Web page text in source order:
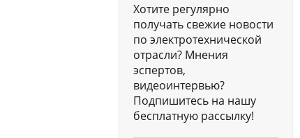
Хотите регулярно
получать свежие новости
по электротехнической
отрасли? Мнения
эспертов,
видеоинтервью?
Подпишитесь на нашу
бесплатную рассылку!